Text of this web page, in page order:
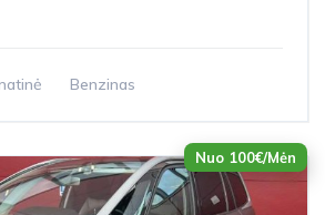
Benzinas
Nuo 100€/Mėn